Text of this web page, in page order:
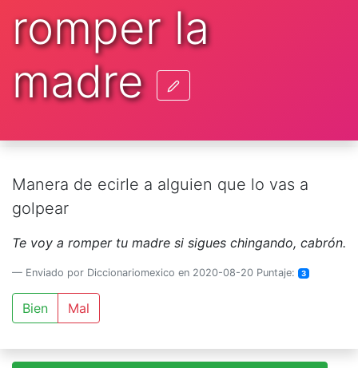
romper la
madre
Manera de ecirle a alguien que lo vas a
golpear
Te voy a romper tu madre si sigues chingando, cabrón.
Enviado por Diccionariomexico en 2020-08-20 Puntaje: 3
Bien Mal